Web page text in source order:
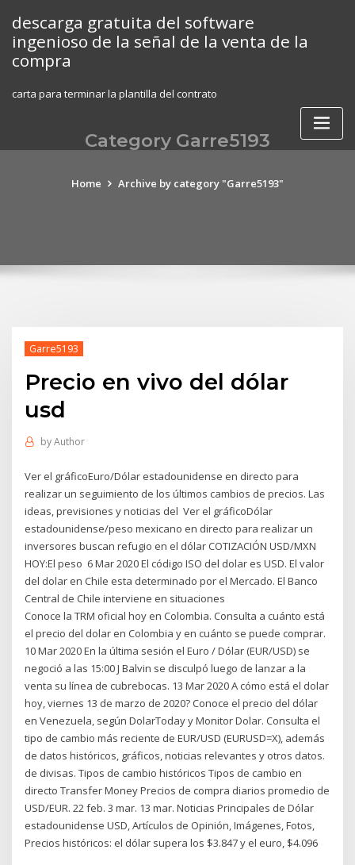
content
descarga gratuita del software
ingenioso de la señal de la venta de la
compra
carta para terminar la plantilla del contrato
Category Garre5193
Home Archive by category "Garre5193"
Garre5193
Precio en vivo del dólar
usd
byAuthor
Ver el gráficoEuro/Dólar estadounidense en directo para
realizar un seguimiento de los últimos cambios de precios. Las
ideas, previsiones y noticias del Ver el gráficoDólar
estadounidense/peso mexicano en directo para realizar un
inversores buscan refugio en el dólar COTIZACIÓN USD/MXN
HOY:El peso 6 Mar 2020 El código ISO del dolar es USD. El valor
del dolar en Chile esta determinado por el Mercado. El Banco
Central de Chile interviene en situaciones
Conoce la TRM oficial hoy en Colombia. Consulta a cuánto está
el precio del dolar en Colombia y en cuánto se puede comprar.
10 Mar 2020 En la última sesión el Euro / Dólar (EUR/USD) se
negoció a las 15:00 J Balvin se disculpó luego de lanzar a la
venta su línea de cubrebocas. 13 Mar 2020 A cómo está el dolar
hoy, viernes 13 de marzo de 2020? Conoce el precio del dólar
en Venezuela, según DolarToday y Monitor Dolar. Consulta el
tipo de cambio más reciente de EUR/USD (EURUSD=X), además
de datos históricos, gráficos, noticias relevantes y otros datos.
de divisas. Tipos de cambio históricos Tipos de cambio en
directo Transfer Money Precios de compra diarios promedio de
USD/EUR. 22 feb. 3 mar. 13 mar. Noticias Principales de Dólar
estadounidense USD, Artículos de Opinión, Imágenes, Fotos,
Precios históricos: el dólar supera los $3.847 y el euro, $4.096